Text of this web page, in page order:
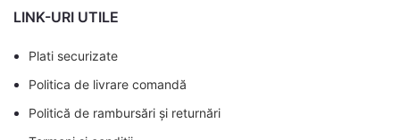
LINK-URI UTILE
Plati securizate
Politica de livrare comandă
Politică de rambursări și returnări